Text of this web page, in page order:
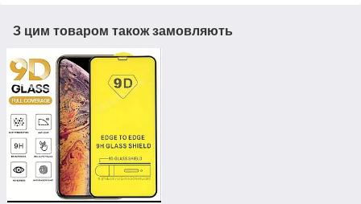
З цим товаром також замовляють